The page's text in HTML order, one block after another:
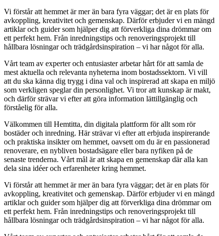
Vi förstår att hemmet är mer än bara fyra väggar; det är en plats för
avkoppling, kreativitet och gemenskap. Därför erbjuder vi en mängd
artiklar och guider som hjälper dig att förverkliga dina drömmar om
ett perfekt hem. Från inredningstips och renoveringsprojekt till
hållbara lösningar och trädgårdsinspiration – vi har något för alla.
Vårt team av experter och entusiaster arbetar hårt för att samla de
mest aktuella och relevanta nyheterna inom bostadssektorn. Vi vill
att du ska känna dig trygg i dina val och inspirerad att skapa en miljö
som verkligen speglar din personlighet. Vi tror att kunskap är makt,
och därför strävar vi efter att göra information lättillgänglig och
förståelig för alla.
Välkommen till Hemtitta, din digitala plattform för allt som rör
bostäder och inredning. Här strävar vi efter att erbjuda inspirerande
och praktiska insikter om hemmet, oavsett om du är en passionerad
renoverare, en nybliven bostadsägare eller bara nyfiken på de
senaste trenderna. Vårt mål är att skapa en gemenskap där alla kan
dela sina idéer och erfarenheter kring hemmet.
Vi förstår att hemmet är mer än bara fyra väggar; det är en plats för
avkoppling, kreativitet och gemenskap. Därför erbjuder vi en mängd
artiklar och guider som hjälper dig att förverkliga dina drömmar om
ett perfekt hem. Från inredningstips och renoveringsprojekt till
hållbara lösningar och trädgårdsinspiration – vi har något för alla.